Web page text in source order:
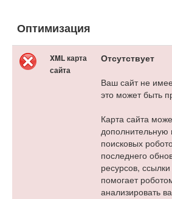
Оптимизация
XML карта
сайта
Отсутствует
Ваш сайт не
это может быть
Карта сайта
поисковых
последнего
ресурсов,
помогает
анализировать